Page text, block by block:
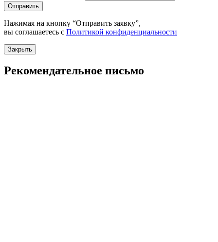
Отправить
Нажимая на кнопку “Отправить заявку”,
вы соглашаетесь с Политикой конфиденциальности
Закрыть
Рекомендательное письмо